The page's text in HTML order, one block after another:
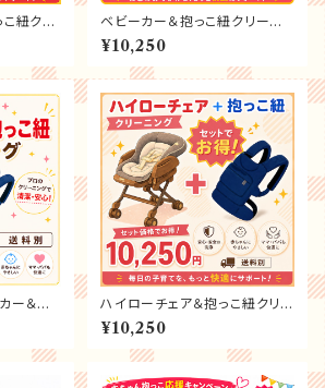
こ紐クリ
ベビーカー＆抱っこ紐クリーニ
ング
¥10,250
ー＆抱
ハイローチェア＆抱っこ紐クリー
ニング
¥10,250